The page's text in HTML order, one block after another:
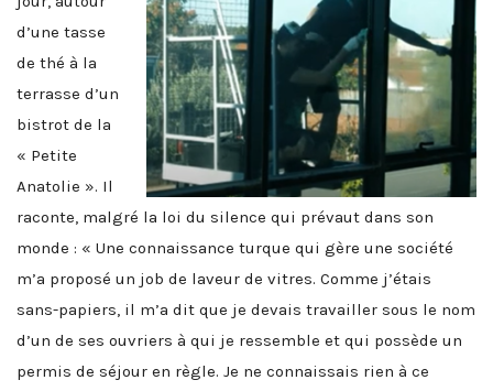
d’une tasse
de thé à la
terrasse d’un
bistrot de la
« Petite
Anatolie ». Il
raconte, malgré la loi du silence qui prévaut dans son
monde : « Une connaissance turque qui gère une société
m’a proposé un job de laveur de vitres. Comme j’étais
sans-papiers, il m’a dit que je devais travailler sous le nom
d’un de ses ouvriers à qui je ressemble et qui possède un
permis de séjour en règle. Je ne connaissais rien à ce